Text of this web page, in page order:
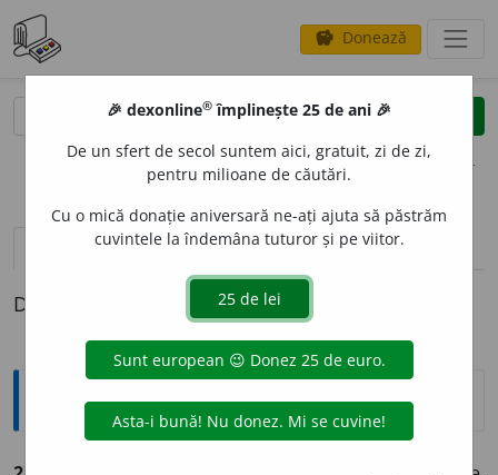
savings Donează
clear
opțiuni
definiții (1) pronunțievolume_up (50)
Definiția cu ID-ul 569011:
Explicative DEX
🎉 dexonline® împlinește 25 de ani 🎉
De un sfert de secol suntem aici, gratuit, zi de zi,
pentru milioane de căutări.
Cu o mică donație aniversară ne-ați ajuta să păstrăm
cuvintele la îndemâna tuturor și pe viitor.